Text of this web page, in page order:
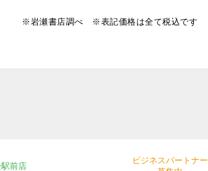
※岩瀬書店調べ ※表記価格は全て税込です
前店
ビジネスパートナー